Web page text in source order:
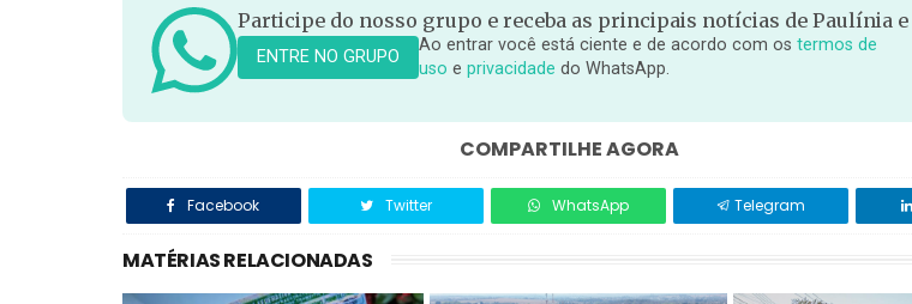
Participe do nosso grupo e receba as principais notícias de Paulínia
ENTRE NO GRUPO
Ao entrar você está ciente e de acordo com os termos de
uso e privacidade do WhatsApp.
COMPARTILHE AGORA
Facebook Twitter WhatsApp Telegram
MATÉRIAS RELACIONADAS